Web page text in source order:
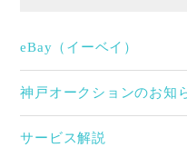
eBay（イーベイ）
神戸オークションのお知
サービス解説